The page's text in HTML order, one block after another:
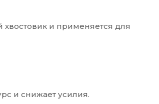
хвостовик и применяется для
и снижает усилия.